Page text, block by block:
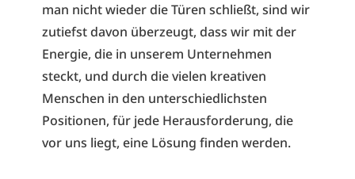
man nicht wieder die Türen schließt, sind wir
zutiefst davon überzeugt, dass wir mit der
Energie, die in unserem Unternehmen
steckt, und durch die vielen kreativen
Menschen in den unterschiedlichsten
Positionen, für jede Herausforderung, die
vor uns liegt, eine Lösung finden werden.